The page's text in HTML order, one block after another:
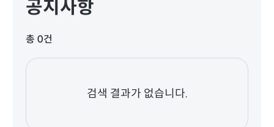
공지사항
총 0건
검색 결과가 없습니다.